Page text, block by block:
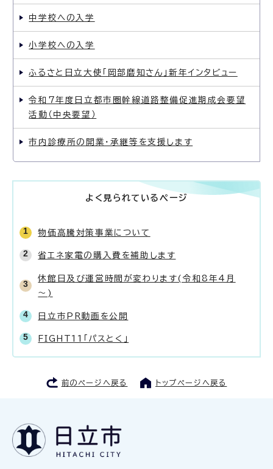
中学校への入学
小学校への入学
ふるさと日立大使「岡部磨知さん」新年インタビュー
令和7年度日立都市圏幹線道路整備促進期成会要望
活動（中央要望）
市内診療所の開業・承継等を支援します
よく見られているページ
物価高騰対策事業について
省エネ家電の購入費を補助します
休館日及び運営時間が変わります(令和8年4月
～)
日立市PR動画を公開
FIGHT11「パスとく」
前のページへ戻る トップページへ戻る